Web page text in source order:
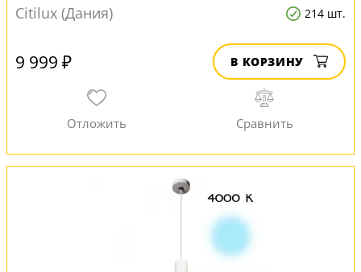
Citilux (Дания) 214 шт.
9 999 ₽ В КОРЗИНУ